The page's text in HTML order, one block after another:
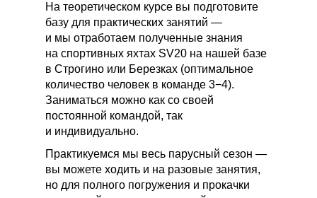
На теоретическом курсе вы подготовите
базу для практических занятий —
и мы отработаем полученные знания
на спортивных яхтах SV20 на нашей базе
в Строгино или Березках (оптимальное
количество человек в команде 3−4).
Заниматься можно как со своей
постоянной командой, так
и индивидуально.
Практикуемся мы весь парусный сезон —
вы можете ходить и на разовые занятия,
но для полного погружения и прокачки